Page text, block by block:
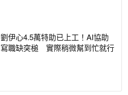
劉伊心4.5萬特助已上工！AI協助
寫職缺突槌 實際稍微幫到忙就行